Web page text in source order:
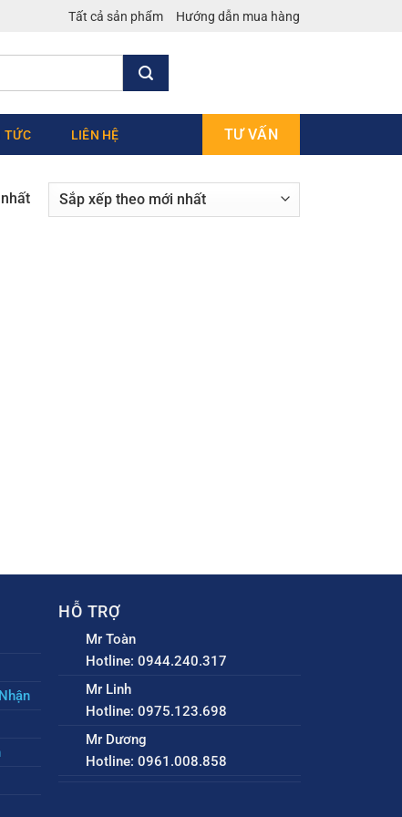
Tất cả sản phẩm Hướng dẫn mua hàng
TỨC LIÊN HỆ TƯ VẤN
HỖ TRỢ
Mr Toàn
Hotline: 0944.240.317
Mr Linh
Hotline: 0975.123.698
Mr Dương
Hotline: 0961.008.858